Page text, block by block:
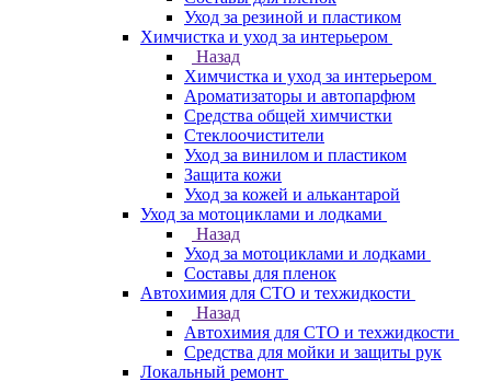
Уход за резиной и пластиком
Химчистка и уход за интерьером
Назад
Химчистка и уход за интерьером
Ароматизаторы и автопарфюм
Средства общей химчистки
Стеклоочистители
Уход за винилом и пластиком
Защита кожи
Уход за кожей и алькантарой
Уход за мотоциклами и лодками
Назад
Уход за мотоциклами и лодками
Составы для пленок
Автохимия для СТО и техжидкости
Назад
Автохимия для СТО и техжидкости
Средства для мойки и защиты рук
Локальный ремонт